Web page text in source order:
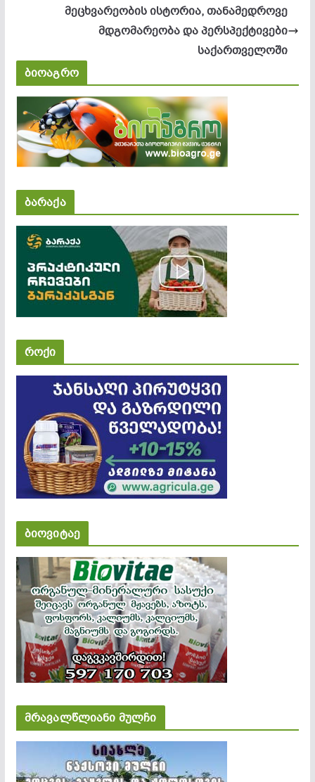
მეცხვარეობის ისტორია, თანამედროვე
მდგომარეობა და პერსპექტივები
საქართველოში
ბიოაგრო
ბარაქა
როქი
ბიოვიტაე
მრავალწლიანი მულჩი